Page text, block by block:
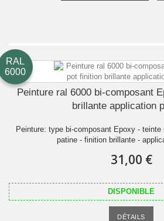
RAL
6000
Peinture ral 6000 bi-composant
brillante application
Peinture: type bi-composant Epoxy - teinte
patine - finition brillante -
31,00 €
DISPONIBLE
DÉTAILS